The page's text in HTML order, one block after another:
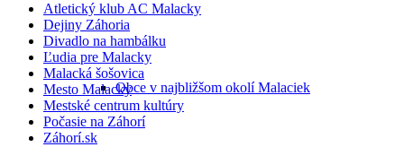
Obce v najbližšom okolí Malaciek
Atletický klub AC Malacky
Dejiny Záhoria
Divadlo na hambálku
Ľudia pre Malacky
Malacká šošovica
Mesto Malacky
Mestské centrum kultúry
Počasie na Záhorí
Záhorí.sk